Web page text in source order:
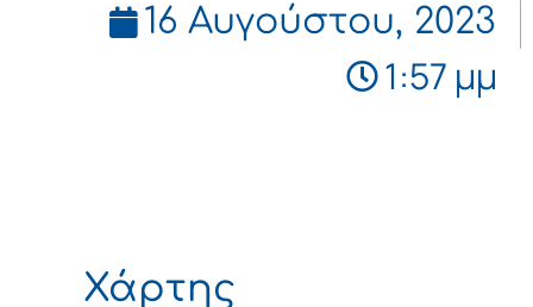
16 Αυγούστου, 2023
1:57 μμ
Χάρτης